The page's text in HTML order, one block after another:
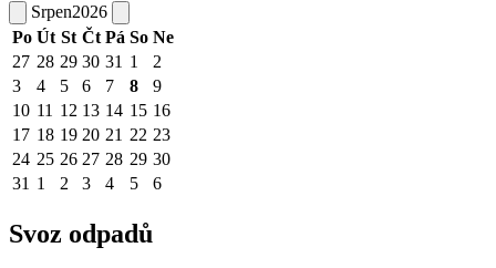
Srpen2026
Po Út St Čt Pá So Ne
27 28 29 30 31 1
2
3
4 5 6 7 8
9
10 11 12 13 14 15 16
17 18 19 20 21 22 23
24 25 26 27 28 29 30
31 1 2 3 4 5 6
Svoz odpadů